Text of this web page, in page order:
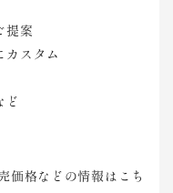
提案
カスタム
ど
価格などの情報はこち